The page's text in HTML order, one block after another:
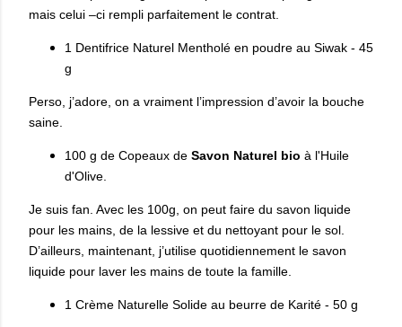
mais celui –ci rempli parfaitement le contrat.
1 Dentifrice Naturel Mentholé en poudre au Siwak - 45
g
Perso, j’adore, on a vraiment l’impression d’avoir la bouche
saine.
100 g de Copeaux de Savon Naturel bio à l'Huile
d'Olive.
Je suis fan. Avec les 100g, on peut faire du savon liquide
pour les mains, de la lessive et du nettoyant pour le sol.
D’ailleurs, maintenant, j’utilise quotidiennement le savon
liquide pour laver les mains de toute la famille.
1 Crème Naturelle Solide au beurre de Karité - 50 g